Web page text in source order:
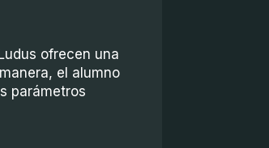
ofrecen una
el alumno
parámetros